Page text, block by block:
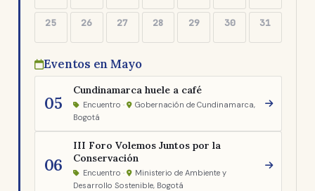
25 26 27 28 29 30 31
Eventos en Mayo
05
Cundinamarca huele a café
Encuentro ·
Gobernación de Cundinamarca,
Bogotá
06
III Foro Volemos Juntos por la
Conservación
Encuentro ·
Ministerio de Ambiente y
Desarrollo Sostenible, Bogotá